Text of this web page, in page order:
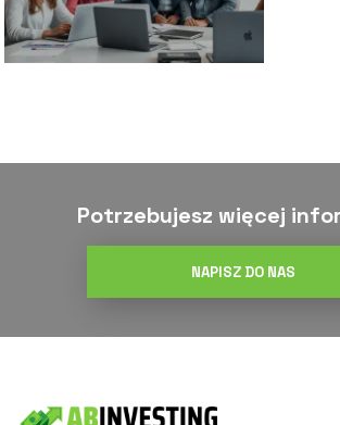
Potrzebujesz więcej
NAPISZ DO NAS